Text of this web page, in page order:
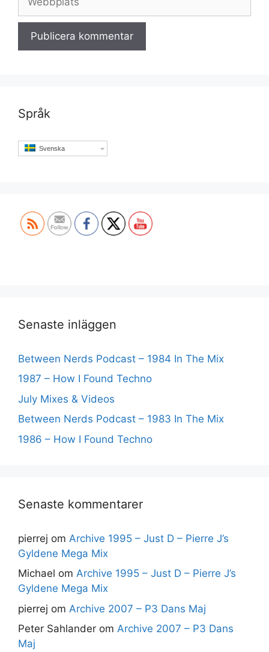
Språk
Svenska
Senaste inläggen
Between Nerds Podcast – 1984 In The Mix
1987 – How I Found Techno
July Mixes & Videos
Between Nerds Podcast – 1983 In The Mix
1986 – How I Found Techno
Senaste kommentarer
pierrej om Archive 1995 – Just D – Pierre J’s
Gyldene Mega Mix
Michael om Archive 1995 – Just D – Pierre J’s
Gyldene Mega Mix
pierrej om Archive 2007 – P3 Dans Maj
Peter Sahlander om Archive 2007 – P3 Dans
Maj